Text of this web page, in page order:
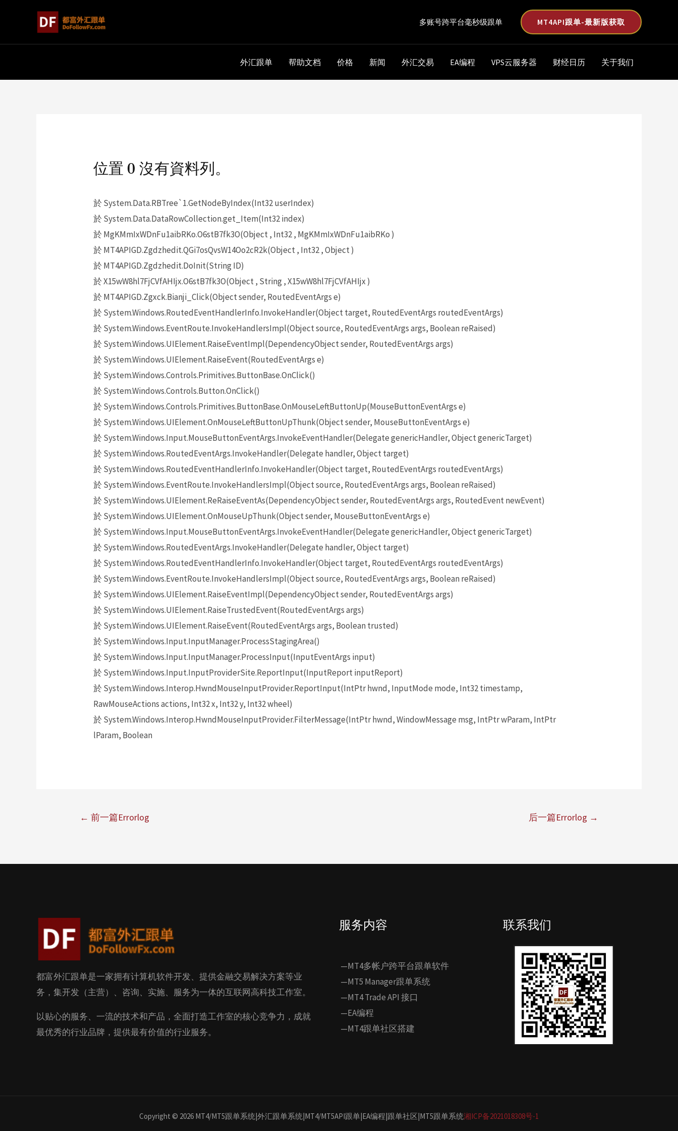
多账号跨平台毫秒级跟单 MT4API跟单-最新版获取
外汇跟单 帮助文档 价格 新闻 外汇交易 EA编程 VPS云服务器 财经日历 关于我们
位置 0 沒有資料列。
於 System.Data.RBTree`1.GetNodeByIndex(Int32 userIndex)
於 System.Data.DataRowCollection.get_Item(Int32 index)
於 MgKMmIxWDnFu1aibRKo.O6stB7fk3O(Object , Int32 , MgKMmIxWDnFu1aibRKo )
於 MT4APIGD.Zgdzhedit.QGi7osQvsW14Oo2cR2k(Object , Int32 , Object )
於 MT4APIGD.Zgdzhedit.DoInit(String ID)
於 X15wW8hl7FjCVfAHIjx.O6stB7fk3O(Object , String , X15wW8hl7FjCVfAHIjx )
於 MT4APIGD.Zgxck.Bianji_Click(Object sender, RoutedEventArgs e)
於 System.Windows.RoutedEventHandlerInfo.InvokeHandler(Object target, RoutedEventArgs routedEventArgs)
於 System.Windows.EventRoute.InvokeHandlersImpl(Object source, RoutedEventArgs args, Boolean reRaised)
於 System.Windows.UIElement.RaiseEventImpl(DependencyObject sender, RoutedEventArgs args)
於 System.Windows.UIElement.RaiseEvent(RoutedEventArgs e)
於 System.Windows.Controls.Primitives.ButtonBase.OnClick()
於 System.Windows.Controls.Button.OnClick()
於 System.Windows.Controls.Primitives.ButtonBase.OnMouseLeftButtonUp(MouseButtonEventArgs e)
於 System.Windows.UIElement.OnMouseLeftButtonUpThunk(Object sender, MouseButtonEventArgs e)
於 System.Windows.Input.MouseButtonEventArgs.InvokeEventHandler(Delegate genericHandler, Object genericTarget)
於 System.Windows.RoutedEventArgs.InvokeHandler(Delegate handler, Object target)
於 System.Windows.RoutedEventHandlerInfo.InvokeHandler(Object target, RoutedEventArgs routedEventArgs)
於 System.Windows.EventRoute.InvokeHandlersImpl(Object source, RoutedEventArgs args, Boolean reRaised)
於 System.Windows.UIElement.ReRaiseEventAs(DependencyObject sender, RoutedEventArgs args, RoutedEvent newEvent)
於 System.Windows.UIElement.OnMouseUpThunk(Object sender, MouseButtonEventArgs e)
於 System.Windows.Input.MouseButtonEventArgs.InvokeEventHandler(Delegate genericHandler, Object genericTarget)
於 System.Windows.RoutedEventArgs.InvokeHandler(Delegate handler, Object target)
於 System.Windows.RoutedEventHandlerInfo.InvokeHandler(Object target, RoutedEventArgs routedEventArgs)
於 System.Windows.EventRoute.InvokeHandlersImpl(Object source, RoutedEventArgs args, Boolean reRaised)
於 System.Windows.UIElement.RaiseEventImpl(DependencyObject sender, RoutedEventArgs args)
於 System.Windows.UIElement.RaiseTrustedEvent(RoutedEventArgs args)
於 System.Windows.UIElement.RaiseEvent(RoutedEventArgs args, Boolean trusted)
於 System.Windows.Input.InputManager.ProcessStagingArea()
於 System.Windows.Input.InputManager.ProcessInput(InputEventArgs input)
於 System.Windows.Input.InputProviderSite.ReportInput(InputReport inputReport)
於 System.Windows.Interop.HwndMouseInputProvider.ReportInput(IntPtr hwnd, InputMode mode, Int32 timestamp,
RawMouseActions actions, Int32 x, Int32 y, Int32 wheel)
於 System.Windows.Interop.HwndMouseInputProvider.FilterMessage(IntPtr hwnd, WindowMessage msg, IntPtr wParam, IntPtr
lParam, Boolean
← 前一篇Errorlog 后一篇Errorlog →
都富外汇跟单是一家拥有计算机软件开发、提供金融交易解决方案等业
务，集开发（主营）、咨询、实施、服务为一体的互联网高科技工作室。
以贴心的服务、一流的技术和产品，全面打造工作室的核心竞争力，成就
最优秀的行业品牌，提供最有价值的行业服务。
服务内容
—MT4多帐户跨平台跟单软件
—MT5 Manager跟单系统
—MT4 Trade API 接口
—EA编程
—MT4跟单社区搭建
联系我们
Copyright © 2026 MT4/MT5跟单系统|外汇跟单系统|MT4/MT5API跟单|EA编程|跟单社区|MT5跟单系统湘ICP备2021018308号-1